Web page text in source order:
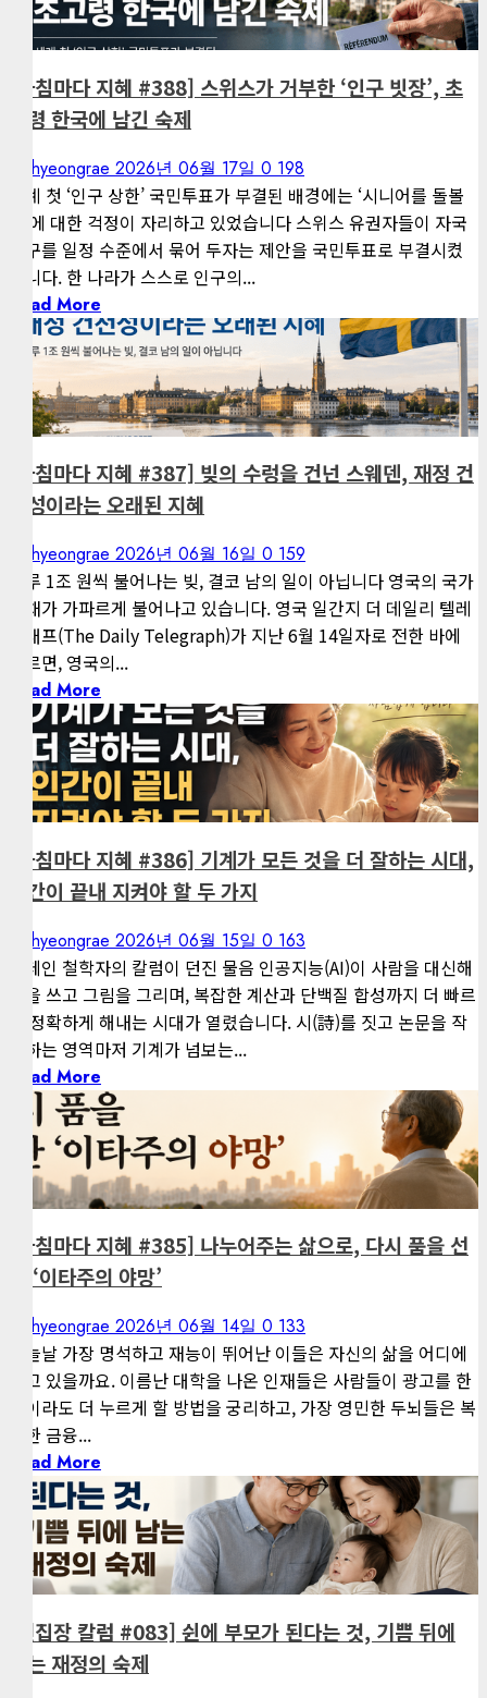
아침마다 지혜
[아침마다 지혜 #388] 스위스가 거부한 ‘인구 빗장’, 초
고령 한국에 남긴 숙제
kimhyeongrae 2026년 06월 17일 0 198
세계 첫 ‘인구 상한’ 국민투표가 부결된 배경에는 ‘시니어를 돌볼
손’에 대한 걱정이 자리하고 있었습니다 스위스 유권자들이 자국
인구를 일정 수준에서 묶어 두자는 제안을 국민투표로 부결시켰
습니다. 한 나라가 스스로 인구의...
Read More
1 minute read
게재된 글
아침마다 지혜
[아침마다 지혜 #387] 빚의 수렁을 건넌 스웨덴, 재정 건
전성이라는 오래된 지혜
kimhyeongrae 2026년 06월 16일 0 159
하루 1조 원씩 불어나는 빚, 결코 남의 일이 아닙니다 영국의 국가
부채가 가파르게 불어나고 있습니다. 영국 일간지 더 데일리 텔레
그래프(The Daily Telegraph)가 지난 6월 14일자로 전한 바에
따르면, 영국의...
Read More
1 minute read
게재된 글
아침마다 지혜
[아침마다 지혜 #386] 기계가 모든 것을 더 잘하는 시대,
인간이 끝내 지켜야 할 두 가지
kimhyeongrae 2026년 06월 15일 0 163
스페인 철학자의 칼럼이 던진 물음 인공지능(AI)이 사람을 대신해
글을 쓰고 그림을 그리며, 복잡한 계산과 단백질 합성까지 더 빠르
고 정확하게 해내는 시대가 열렸습니다. 시(詩)를 짓고 논문을 작
성하는 영역마저 기계가 넘보는...
Read More
1 minute read
게재된 글
아침마다 지혜
[아침마다 지혜 #385] 나누어주는 삶으로, 다시 품을 선
한 ‘이타주의 야망’
kimhyeongrae 2026년 06월 14일 0 133
오늘날 가장 명석하고 재능이 뛰어난 이들은 자신의 삶을 어디에
쓰고 있을까요. 이름난 대학을 나온 인재들은 사람들이 광고를 한
번이라도 더 누르게 할 방법을 궁리하고, 가장 영민한 두뇌들은 복
잡한 금융...
Read More
1 minute read
게재된 글
편집장 칼럼
[편집장 칼럼 #083] 쉰에 부모가 된다는 것, 기쁨 뒤에
남는 재정의 숙제